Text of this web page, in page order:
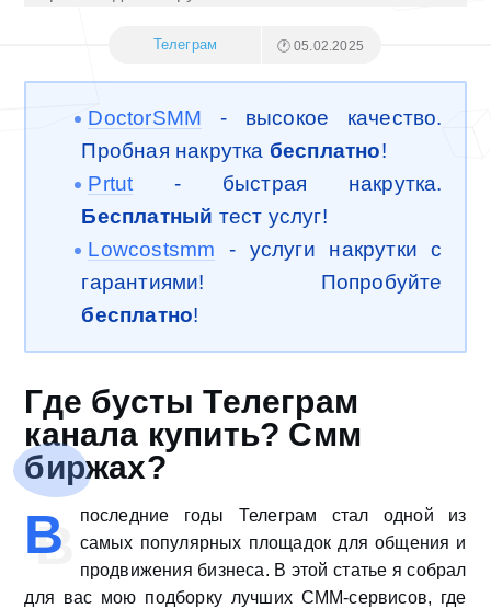
Телеграм 🕐 05.02.2025
DoctorSMM - высокое качество.
Пробная накрутка бесплатно!
Prtut - быстрая накрутка.
Бесплатный тест услуг!
Lowcostsmm - услуги накрутки с
гарантиями! Попробуйте
бесплатно!
Где бусты Телеграм
канала купить? Смм
биржах?
В
последние годы Телеграм стал одной из
самых популярных площадок для общения и
продвижения бизнеса. В этой статье я собрал
для вас мою подборку лучших СММ-сервисов, где